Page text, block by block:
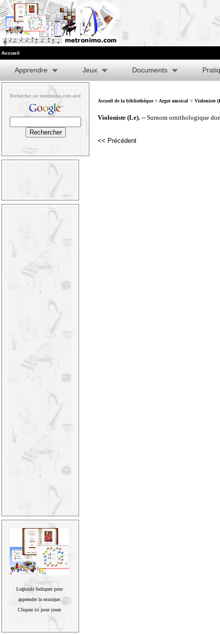
Accueil
Apprendre Jeux Documents
Rechercher sur metronimo.com avec
Logiciels ludiques pour
apprendre la musique.
Cliquez ici pour jouer.
Accueil de la bibliothèque> Argot musical > Violoniste
Violoniste (Le). -- Surnom ornithologique
<< Précédent